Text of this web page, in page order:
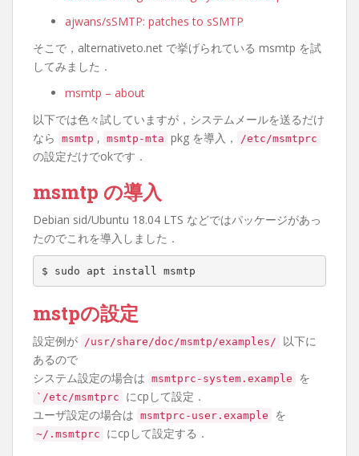
ajwans/sSMTP: patches to sSMTP
そこで，alternativeto.net で挙げられている msmtp を試
してみました．
msmtp – about
以下では色々試していますが，システムメールを送るだけ
なら
msmtp , msmtp-mta pkg を導入， /etc/msmtprc
の設定だけでokです．
msmtp の導入
Debian sid/Ubuntu 18.04 LTS などではパッケージがあっ
たのでこれを導入しました．
$ sudo apt install msmtp
mstpの設定
設定例が /usr/share/doc/msmtp/examples/
以下に
あるので
システム設定の場合は msmtprc-system.example を
`/etc/msmtprc
にcpして設定．
ユーザ設定の場合は msmtprc-user.example を
~/.msmtprc にcpして設定する．